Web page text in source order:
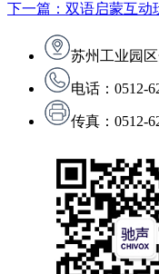
下一篇：双语启蒙互
苏州工业园
电话：0512-
传真：0512-